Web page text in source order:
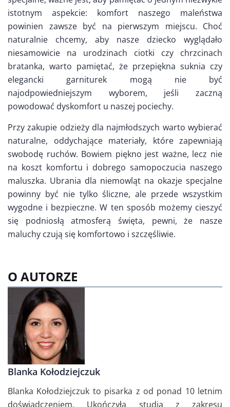
istotnym aspekcie: komfort naszego maleństwa
powinien zawsze być na pierwszym miejscu. Choć
naturalnie chcemy, aby nasze dziecko wyglądało
niesamowicie na urodzinach ciotki czy chrzcinach
bratanka, warto pamiętać, że przepiękna suknia czy
elegancki garniturek mogą nie być
najodpowiedniejszym wyborem, jeśli zaczną
powodować dyskomfort u naszej pociechy.
Przy zakupie odzieży dla najmłodszych warto wybierać
naturalne, oddychające materiały, które zapewniają
swobodę ruchów. Bowiem piękno jest ważne, lecz nie
na koszt komfortu i dobrego samopoczucia naszego
maluszka. Ubrania dla niemowląt na okazje specjalne
powinny być nie tylko śliczne, ale przede wszystkim
wygodne i bezpieczne. W ten sposób możemy cieszyć
się podniosłą atmosferą święta, pewni, że nasze
maluchy czują się komfortowo i szczęśliwie.
O AUTORZE
Blanka Kołodziejczuk
Blanka Kołodziejczuk to pisarka z od ponad 10 letnim
doświadczeniem. Ukończyła studia z zakresu